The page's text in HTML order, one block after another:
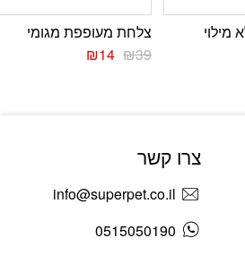
צלחת מעופפת מגומי
₪39
₪14
צרו קשר
info@superpet.co.il
0515050190